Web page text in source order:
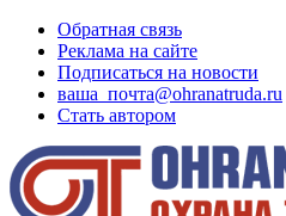
Обратная связь
Реклама на сайте
Подписаться на новости
ваша_почта@ohranatruda.ru
Стать автором